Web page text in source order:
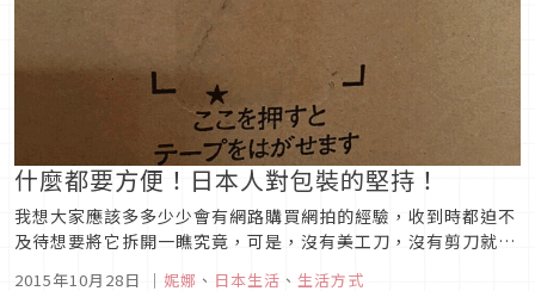
什麼都要方便！日本人對包裝的堅持！
我想大家應該多多少少會有網路購買網拍的經驗，收到時都迫不
及待想要將它拆開一瞧究竟，可是，沒有美工刀，沒有剪刀就哭
2015年10月28日 ｜ 妮娜 、 日本生活 、 生活方式